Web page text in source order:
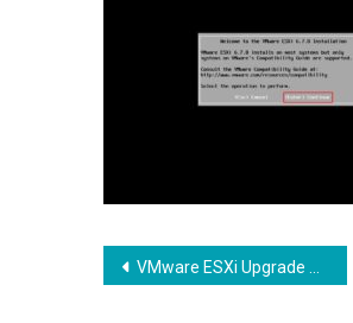
Yazı
VMware ESXi Upgrade 6.0 to 6.7 via ISO